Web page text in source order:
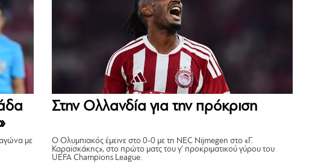
με
Στην Ολλανδία για την πρόκριση
Ο Ολυμπιακός έμεινε στο 0-0 με τη NEC Nijmegen στο «Γ.
Καραϊσκάκης», στο πρώτο ματς του γ’ προκριματικού γύρου του
UEFA Champions League.